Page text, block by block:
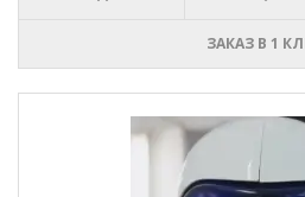
ЗАКАЗ В 1